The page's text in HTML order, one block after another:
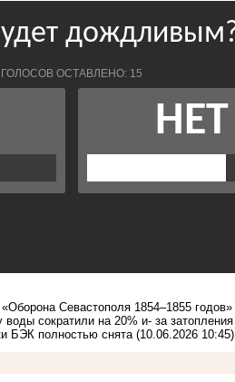
Севастополя 1854–1855 годов»
сократили на 20% и- за затопления
БЭК полностью снята (10.06.2026 10:45)